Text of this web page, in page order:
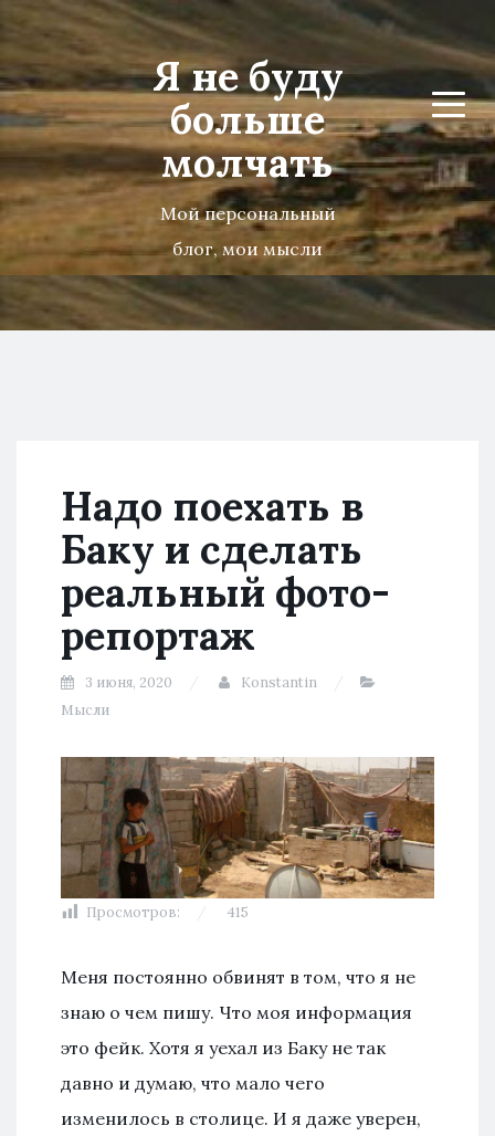
Я не буду
больше
молчать
Мой персональный
блог, мои мысли
Menu
Надо поехать в
Баку и сделать
реальный фото-
репортаж
3 июня, 2020
Konstantin
Мысли
Просмотров: 415
Меня постоянно обвинят в том, что я не
знаю о чем пишу. Что моя информация
это фейк. Хотя я уехал из Баку не так
давно и думаю, что мало чего
изменилось в столице. И я даже уверен,